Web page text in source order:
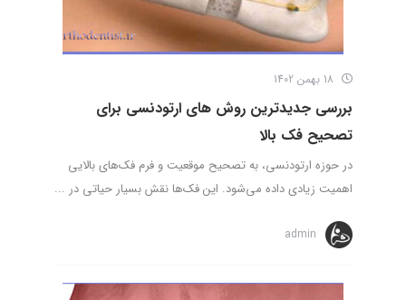
بررسی جدیدترین روش های ارتودنسی برای
تصحیح فک بالا
در حوزه ارتودنسی، به تصحیح موقعیت و فرم فک‌های بالایی
اهمیت زیادی داده می‌شود. این فک‌ها نقش بسیار حیاتی در ...
admin